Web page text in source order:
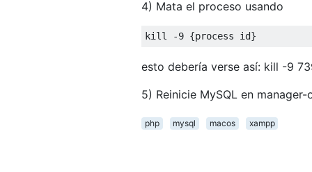
4) Mata el proceso usando
kill -9 {process id}
esto debería verse así: kill -9
5) Reinicie MySQL en manager-
php mysql macos xampp